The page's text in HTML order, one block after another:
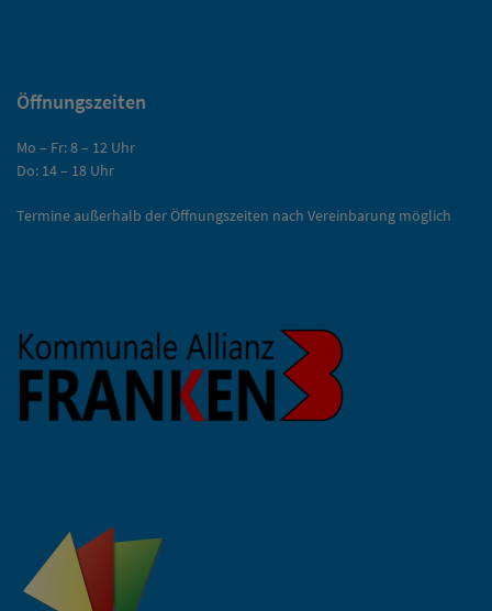
Öffnungszeiten
Mo – Fr: 8 – 12 Uhr
Do: 14 – 18 Uhr
Termine außerhalb der Öffnungszeiten nach Vereinbarung möglich